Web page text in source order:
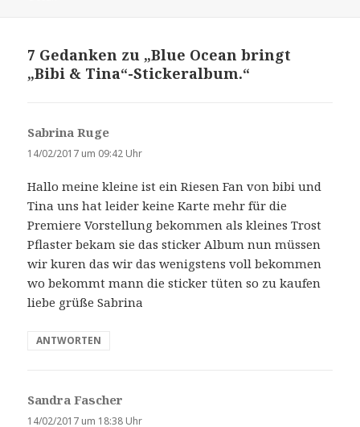
7 Gedanken zu „Blue Ocean bringt
„Bibi & Tina“-Stickeralbum.“
Sabrina Ruge
a
t
:
14/02/2017 um 09:42 Uhr
Hallo meine kleine ist ein Riesen Fan von bibi und
Tina uns hat leider keine Karte mehr für die
Premiere Vorstellung bekommen als kleines Trost
Pflaster bekam sie das sticker Album nun müssen
wir kuren das wir das wenigstens voll bekommen
wo bekommt mann die sticker tüten so zu kaufen
liebe grüße Sabrina
ANTWORTEN
Sandra Fascher
a
14/02/2017 um 18:38 Uhr